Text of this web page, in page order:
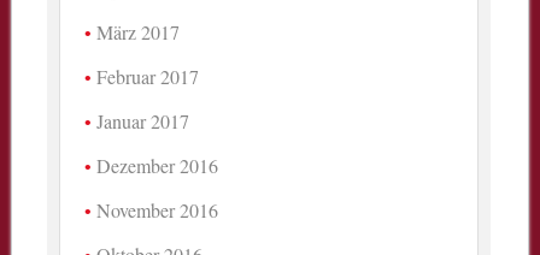
März 2017
Februar 2017
Januar 2017
Dezember 2016
November 2016